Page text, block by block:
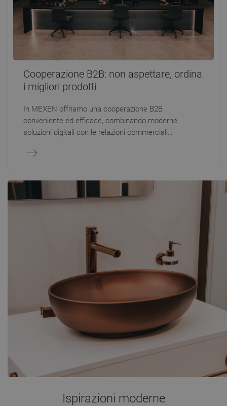
Cooperazione B2B: non aspettare, ordina
i migliori prodotti
In MEXEN offriamo una cooperazione B2B
conveniente ed efficace, combinando moderne
soluzioni digitali con le relazioni commerciali
aziende come appaltatori, sviluppatori e fornitori di
dover effettuare telefonate. Gli utenti registrati hanno
accesso all'intera gamma di prodotti, ai singoli listini
prezzi, agli sconti e allo storico degli ordini. Per i clienti
nostri rappresentanti commerciali offrono un supporto
completo, dalla consulenza alla negoziazione dei
prezzi. Ciò rende la collaborazione con noi comoda,
trasparente e personalizzata per ogni partner
Ispirazioni moderne